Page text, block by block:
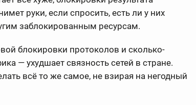
руки, если спросить, есть ли у них
заблокированным ресурсам.
блокировки протоколов и сколько-
— ухудшает связность сетей в стране.
всё то же самое, не взирая на негодный